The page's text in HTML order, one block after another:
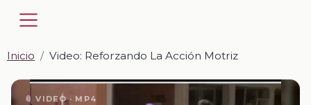
Inicio Video: Reforzando La Acción Motriz
📎 VIDEO · MP4